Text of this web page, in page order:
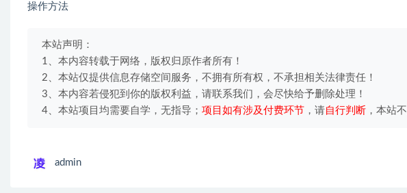
操作方法
本站声明：
1、本内容转载于网络，版权归原作者所有！
2、本站仅提供信息存储空间服务，不拥有所有权，不承担相关法律责任！
3、本内容若侵犯到你的版权利益，请联系我们，会尽快给予删除处理！
4、本站项目均需要自学，无指导； 项目如有涉及付费环节 ，请自行判断 ，本站
admin